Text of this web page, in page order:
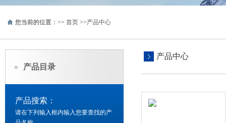
您当前的位置：>> 首页 >>产品中心
产品目录
产品搜索：
请在下列输入框内输入您要查找的产
产品中心